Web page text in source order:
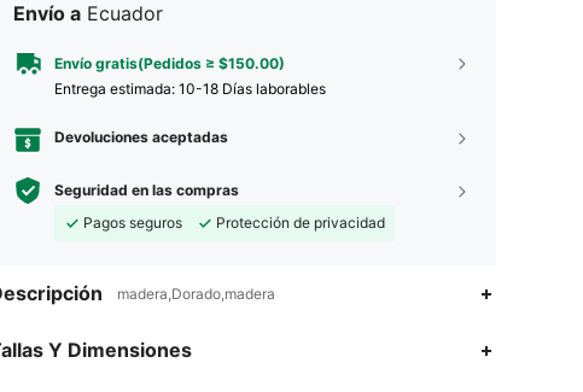
Envío a Ecuador
Envío gratis(Pedidos ≥ $150.00)
Entrega estimada: 10-18 Días laborables
Devoluciones aceptadas
Seguridad en las compras
Pagos seguros
Protección de privacidad
madera,Dorado,madera
Y Dimensiones
4.85